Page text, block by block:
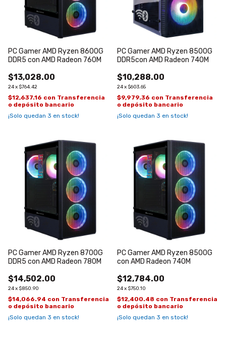
PC Gamer AMD Ryzen 8600G
DDR5 con AMD Radeon 760M
$13,028.00
24x $764.42
$12,637.16 con Transferencia
o depósito bancario
¡Solo quedan 3 en stock!
PC Gamer AMD Ryzen 8500G
DDR5con AMD Radeon 740M
$10,288.00
24x $603.65
$9,979.36 con Transferencia
o depósito bancario
¡Solo quedan 3 en stock!
PC Gamer AMD Ryzen 8700G
DDR5 con AMD Radeon 780M
$14,502.00
24x $850.90
$14,066.94 con Transferencia
o depósito bancario
¡Solo quedan 3 en stock!
PC Gamer AMD Ryzen 8500G
con AMD Radeon 740M
$12,784.00
24x $750.10
$12,400.48 con Transferencia
o depósito bancario
¡Solo quedan 3 en stock!